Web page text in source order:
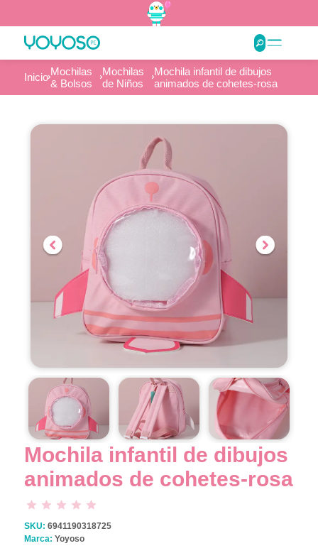
Inicio Mochilas
& Bolsos
Mochilas
de Niños
Mochila infantil de dibujos
animados de cohetes-rosa
…
Mochila infantil de dibujos
animados de cohetes-rosa
SKU: 6941190318725
Marca: Yoyoso